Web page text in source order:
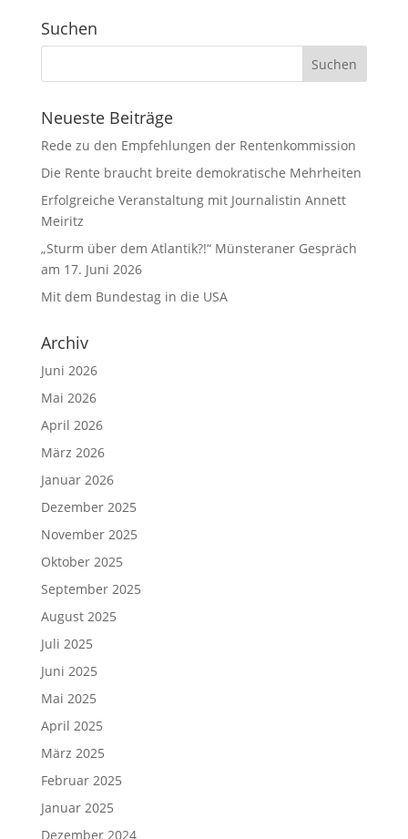
Suchen
Neueste Beiträge
Rede zu den Empfehlungen der Rentenkommission
Die Rente braucht breite demokratische Mehrheiten
Erfolgreiche Veranstaltung mit Journalistin Annett
Meiritz
„Sturm über dem Atlantik?!“ Münsteraner Gespräch
am 17. Juni 2026
Mit dem Bundestag in die USA
Archiv
Juni 2026
Mai 2026
April 2026
März 2026
Januar 2026
Dezember 2025
November 2025
Oktober 2025
September 2025
August 2025
Juli 2025
Juni 2025
Mai 2025
April 2025
März 2025
Februar 2025
Januar 2025
Dezember 2024